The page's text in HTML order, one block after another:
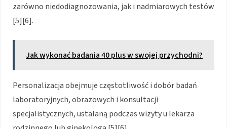
zarówno niedodiagnozowania, jak i nadmiarowych testów
[5][6].
Jak wykonać badania 40 plus w swojej przychodni?
Personalizacja obejmuje częstotliwość i dobór badań
laboratoryjnych, obrazowych i konsultacji
specjalistycznych, ustalaną podczas wizyty u lekarza